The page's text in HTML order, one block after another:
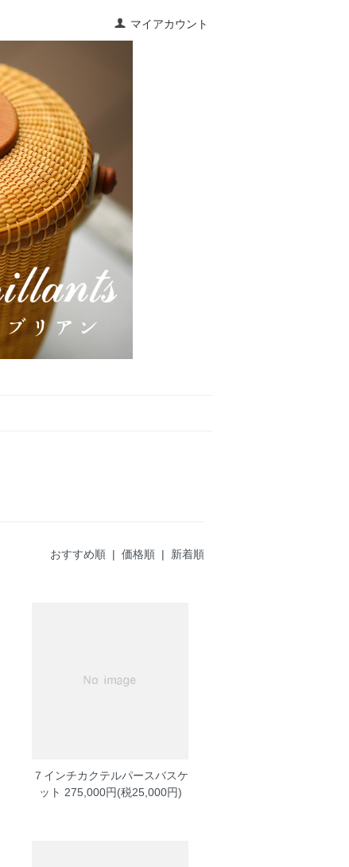
マイアカウント
おすすめ順 | 価格順 | 新着順
７インチカクテルパースバスケ
ット 275,000円(税25,000円)